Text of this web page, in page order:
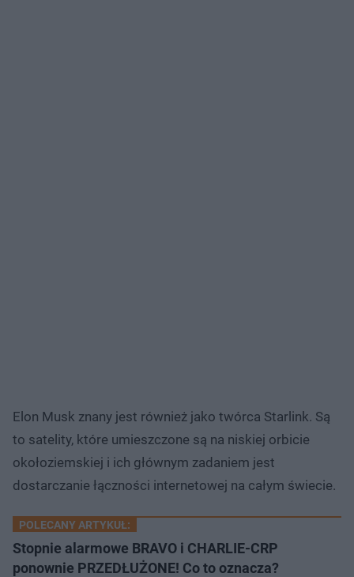
Elon Musk znany jest również jako twórca Starlink. Są
to satelity, które umieszczone są na niskiej orbicie
okołoziemskiej i ich głównym zadaniem jest
dostarczanie łączności internetowej na całym świecie.
POLECANY ARTYKUŁ:
Stopnie alarmowe BRAVO i CHARLIE-CRP
ponownie PRZEDŁUŻONE! Co to oznacza?